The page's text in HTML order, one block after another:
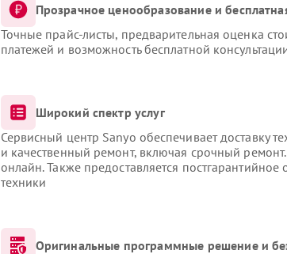
Прозрачное ценообразование и
Точные прайс-листы, предварительная оценка
платежей и возможность бесплатной
Широкий спектр услуг
Сервисный центр Sanyo обеспечивает доставку
и качественный ремонт, включая срочный
онлайн. Также предоставляется
техники
Оригинальные программные решение и